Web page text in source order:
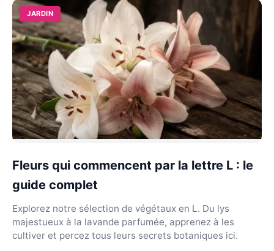
JARDIN
Fleurs qui commencent par la lettre L : le
guide complet
Explorez notre sélection de végétaux en L. Du lys
majestueux à la lavande parfumée, apprenez à les
cultiver et percez tous leurs secrets botaniques ici.